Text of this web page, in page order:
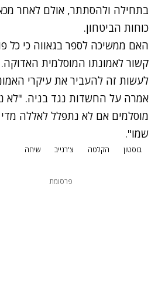
בתחילה ולהסתתר, אולם לאחר
כוחות הביטחון.
האם ממשיכה לספר בגאווה כי כל
קשור לאמונתו המוסלמית
לעשות זה להעביר את עיקרי
אמרה על החשדות נגד בניה. "לא
מוסלמים אם לא נתפלל לאללה מדי
שמו".
בוסטון הקלטה צ'רנייב שיחה
פרסומת